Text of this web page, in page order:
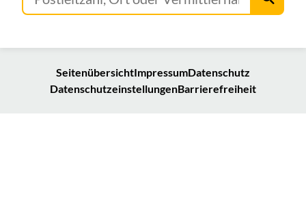
SeitenübersichtImpressumDatenschutz
DatenschutzeinstellungenBarrierefreiheit